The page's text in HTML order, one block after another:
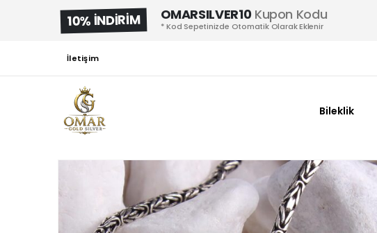
10% İNDİRİM OMARSILVER10Kupon Kodu
* Kod Sepetinizde Otomatik Olarak Eklenir
İletişim
Bileklik